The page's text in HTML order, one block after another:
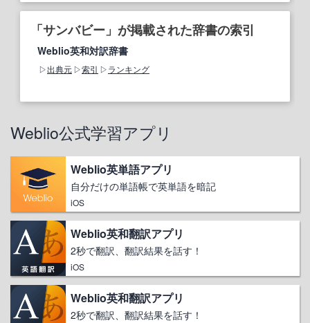
「サンバビー」が掲載された辞書の索引
Weblio英和対訳辞書
出典元 索引 ランキング
Weblio公式学習アプリ
Weblio英単語アプリ
自分だけの単語帳で英単語を暗記
iOS
Weblio英和翻訳アプリ
2秒で翻訳、翻訳結果を話す！
iOS
Weblio英和翻訳アプリ
2秒で翻訳、翻訳結果を話す！